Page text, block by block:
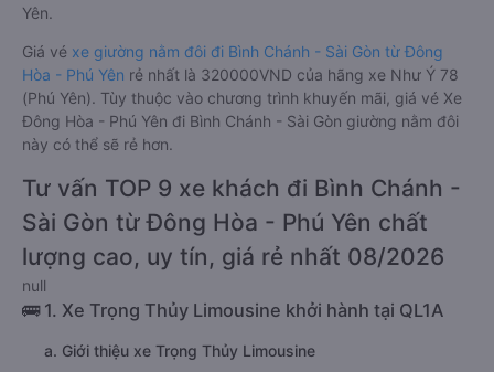
Yên.
Giá vé xe giường nằm đôi đi Bình Chánh - Sài Gòn từ Đông
Hòa - Phú Yên rẻ nhất là 320000VND của hãng xe Như Ý 78
(Phú Yên). Tùy thuộc vào chương trình khuyến mãi, giá vé Xe
Đông Hòa - Phú Yên đi Bình Chánh - Sài Gòn giường nằm đôi
này có thể sẽ rẻ hơn.
Tư vấn TOP 9 xe khách đi Bình Chánh -
Sài Gòn từ Đông Hòa - Phú Yên chất
lượng cao, uy tín, giá rẻ nhất 08/2026
null
🚌 1. Xe Trọng Thủy Limousine khởi hành tại QL1A
a. Giới thiệu xe Trọng Thủy Limousine